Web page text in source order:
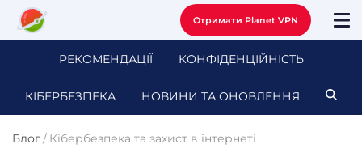
Отримати Planet VPN
РЕКОМЕНДАЦІЇ КОНФІДЕНЦІЙНІСТЬ
КІБЕРБЕЗПЕКА НОВИНИ ТА ОНОВЛЕННЯ
Блог/ Кібербезпека та захист в інтернеті